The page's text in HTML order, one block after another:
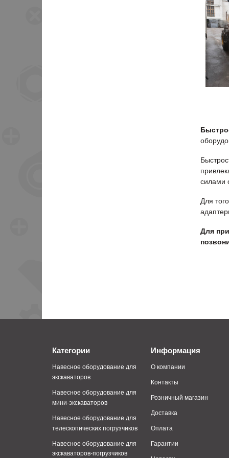
силами
Для
Для
Категории
Навесное оборудование для
экскаваторов
Навесное оборудование для
мини-экскаваторов
Навесное оборудование для
телескопических погрузчиков
Навесное оборудование для
экскаваторов-погрузчиков
Информация
О компании
Контакты
Розничный магазин
Доставка
Оплата
Гарантии